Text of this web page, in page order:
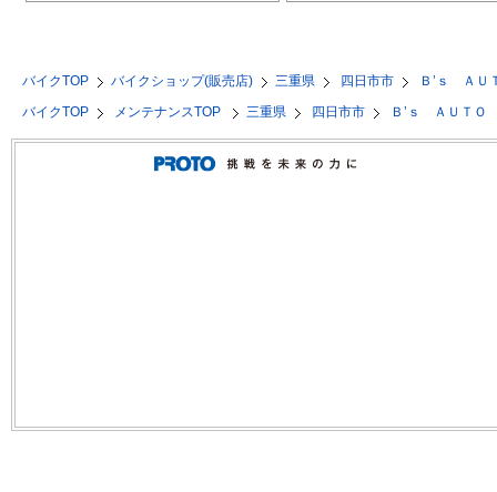
バイクTOP バイクショップ(販売店) 三重県 四日市市
Ｂ’ｓ ＡＵ
バイクTOP
メンテナンスTOP 三重県 四日市市 Ｂ’ｓ ＡＵＴＯ